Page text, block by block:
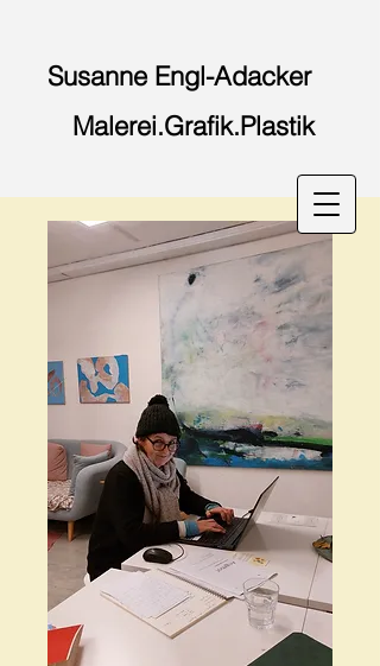
Susanne Engl-Adacker
Malerei.Grafik.Plastik